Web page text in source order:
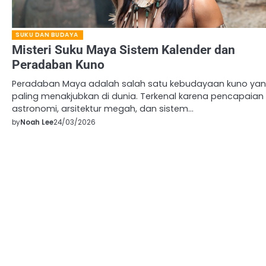
SUKU DAN BUDAYA
Misteri Suku Maya Sistem Kalender dan
Peradaban Kuno
Peradaban Maya adalah salah satu kebudayaan kuno
paling menakjubkan di dunia. Terkenal karena pencapaian
astronomi, arsitektur megah, dan sistem…
byNoah Lee24/03/2026